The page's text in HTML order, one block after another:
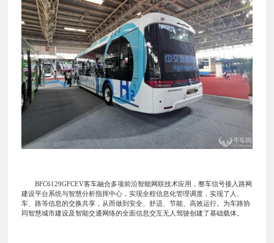
BFC6129GFCEV客车融合多项前沿智能网联技术应用，整车信号接入路网
建设平台系统与智慧分析指挥中心，实现全程信息化管理调度，实现了人、
车、路等信息的交换共享，从而做到安全、舒适、节能、高效运行。为车路协
同智慧城市建设及智能交通网络的全面信息交互无人驾驶创建了基础载体。